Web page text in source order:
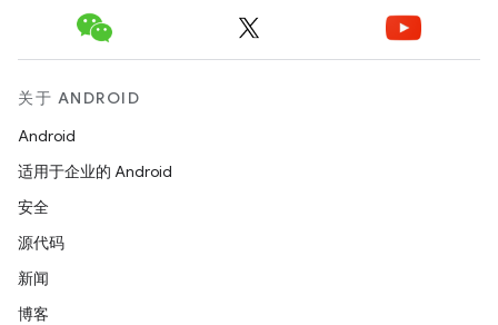
关于 ANDROID
Android
适用于企业的 Android
安全
源代码
新闻
博客